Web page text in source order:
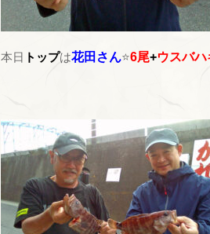
本日 トップは花田さん⭐6尾+ウスバ